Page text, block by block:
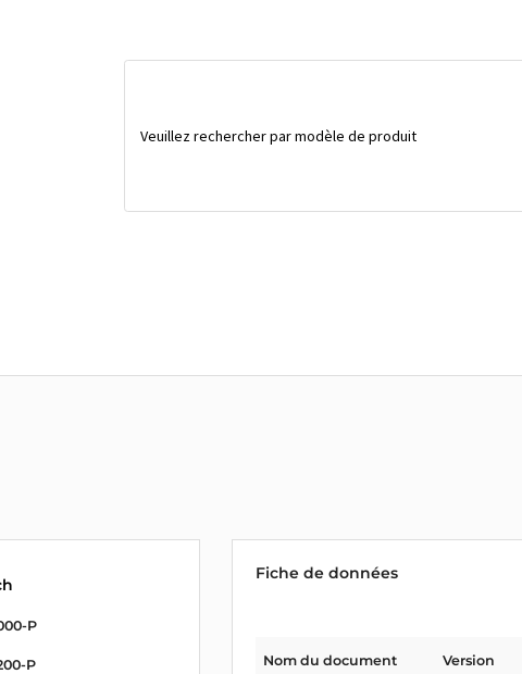
P
P
Fiche de données
Nom du document Version